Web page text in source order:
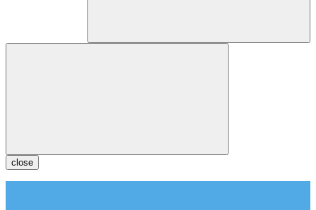
close